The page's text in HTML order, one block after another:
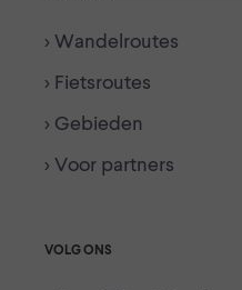
> Wandelroutes
> Fietsroutes
> Gebieden
> Voor partners
VOLG ONS